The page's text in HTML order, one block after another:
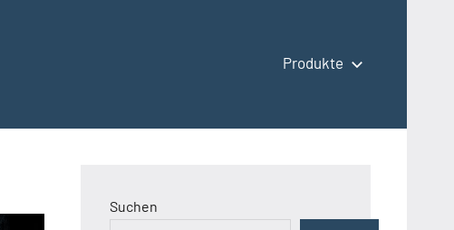
Produkte
Suchen